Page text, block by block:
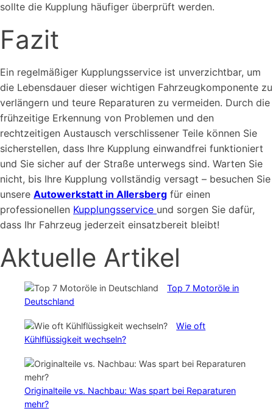
sollte die Kupplung häufiger überprüft werden.
Fazit
Ein regelmäßiger Kupplungsservice ist unverzichtbar, um
die Lebensdauer dieser wichtigen Fahrzeugkomponente zu
verlängern und teure Reparaturen zu vermeiden. Durch die
frühzeitige Erkennung von Problemen und den
rechtzeitigen Austausch verschlissener Teile können Sie
sicherstellen, dass Ihre Kupplung einwandfrei funktioniert
und Sie sicher auf der Straße unterwegs sind. Warten Sie
nicht, bis Ihre Kupplung vollständig versagt – besuchen Sie
unsere Autowerkstatt in Allersberg für einen
professionellen Kupplungsservice und sorgen Sie dafür,
dass Ihr Fahrzeug jederzeit einsatzbereit bleibt!
Aktuelle Artikel
Top 7 Motoröle in
Deutschland
Wie oft
Kühlflüssigkeit wechseln?
Originalteile vs. Nachbau: Was spart bei Reparaturen
mehr?